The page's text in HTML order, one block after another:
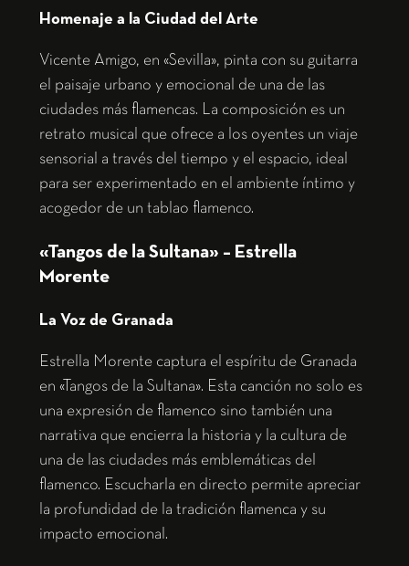
Homenaje a la Ciudad del Arte
Vicente Amigo, en «Sevilla», pinta con su guitarra
el paisaje urbano y emocional de una de las
ciudades más flamencas. La composición es un
retrato musical que ofrece a los oyentes un viaje
sensorial a través del tiempo y el espacio, ideal
para ser experimentado en el ambiente íntimo y
acogedor de un tablao flamenco.
«Tangos de la Sultana» – Estrella
Morente
La Voz de Granada
Estrella Morente captura el espíritu de Granada
en «Tangos de la Sultana». Esta canción no solo es
una expresión de flamenco sino también una
narrativa que encierra la historia y la cultura de
una de las ciudades más emblemáticas del
flamenco. Escucharla en directo permite apreciar
la profundidad de la tradición flamenca y su
impacto emocional.